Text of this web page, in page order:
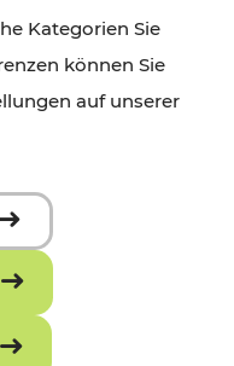
Kategorien Sie
können Sie
auf unserer